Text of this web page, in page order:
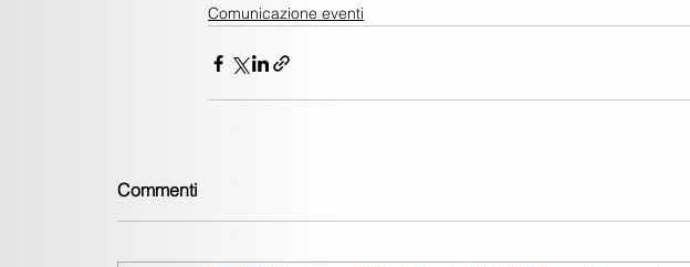
Comunicazione eventi
Commenti